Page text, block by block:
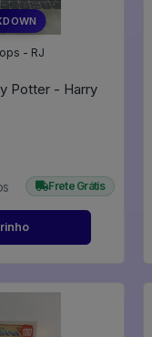
- RJ
Potter - Harry
Frete Grátis